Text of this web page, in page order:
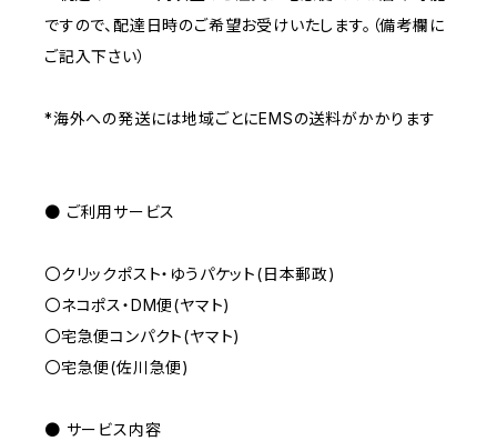
ですので、配達日時のご希望お受けいたします。（備考欄に
ご記入下さい）
*海外への発送には地域ごとにEMSの送料がかかります
● ご利用サービス
〇クリックポスト・ゆうパケット(日本郵政)
〇ネコポス・DM便(ヤマト)
〇宅急便コンパクト(ヤマト)
〇宅急便(佐川急便)
● サービス内容